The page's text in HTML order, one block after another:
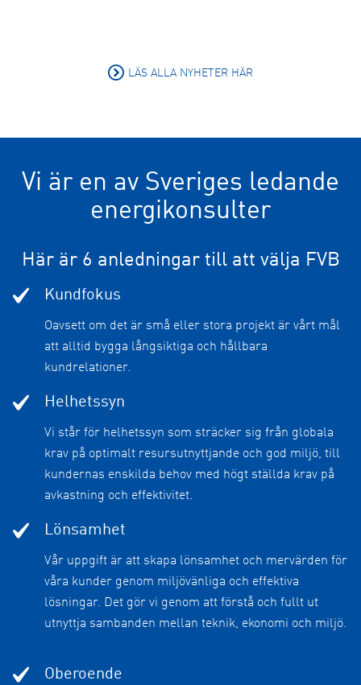
LÄS ALLA NYHETER HÄR
Vi är en av Sveriges ledande
energikonsulter
Här är 6 anledningar till att välja FVB
Kundfokus
Oavsett om det är små eller stora projekt är vårt mål
att alltid bygga långsiktiga och hållbara
kundrelationer.
Helhetssyn
Vi står för helhetssyn som sträcker sig från globala
krav på optimalt resursutnyttjande och god miljö, till
kundernas enskilda behov med högt ställda krav på
avkastning och effektivitet.
Lönsamhet
Vår uppgift är att skapa lönsamhet och mervärden för
våra kunder genom miljövänliga och effektiva
lösningar. Det gör vi genom att förstå och fullt ut
utnyttja sambanden mellan teknik, ekonomi och miljö.
Oberoende